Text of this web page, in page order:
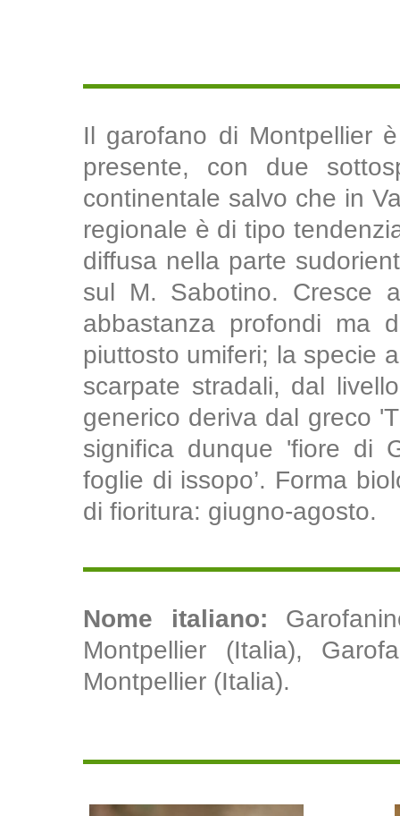
Il garofano di Montpellier
presente, con due
continentale salvo che in
regionale è di tipo
diffusa nella parte
sul M. Sabotino. Cresce
abbastanza profondi ma
piuttosto umiferi; la specie
scarpate stradali, dal
generico deriva dal greco
significa dunque 'fiore di
foglie di issopo’. Forma
di fioritura: giugno-agosto.
Nome italiano:
Montpellier (Italia),
Montpellier (Italia).